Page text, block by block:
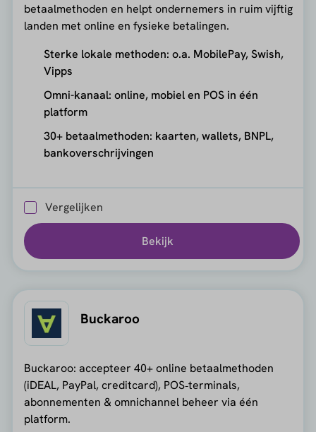
betaalmethoden en helpt ondernemers in ruim vijftig
landen met online en fysieke betalingen.
Sterke lokale methoden: o.a. MobilePay, Swish,
Vipps
Omni-kanaal: online, mobiel en POS in één
platform
30+ betaalmethoden: kaarten, wallets, BNPL,
bankoverschrijvingen
Vergelijken
Bekijk
Buckaroo
Buckaroo: accepteer 40+ online betaalmethoden
(iDEAL, PayPal, creditcard), POS‑terminals,
abonnementen & omnichannel beheer via één
platform.